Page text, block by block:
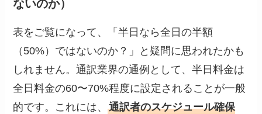
ないのか）
表をご覧になって、「半日なら全日の半額
（50%）ではないのか？」と疑問に思われたかも
しれません。通訳業界の通例として、半日料金は
全日料金の60〜70%程度に設定されることが一般
的です。これには、通訳者のスケジュール確保